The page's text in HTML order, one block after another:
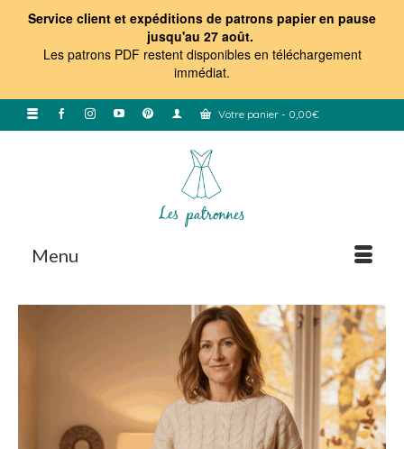
Service client et expéditions de patrons papier en pause
jusqu'au 27 août.
Les patrons PDF restent disponibles en téléchargement
immédiat.
Votre panier - 0,00€
Menu